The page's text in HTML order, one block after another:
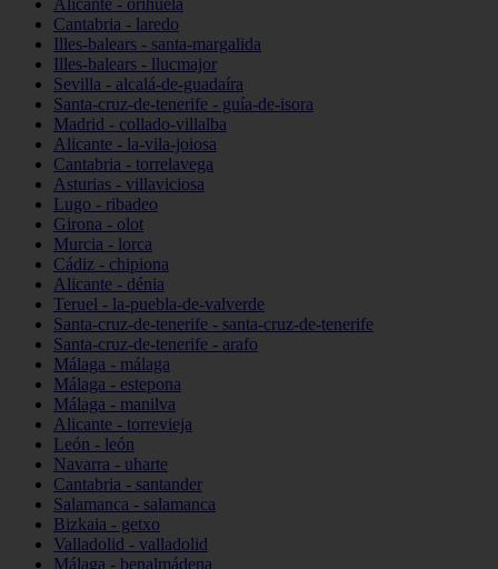
Alicante - orihuela
Cantabria - laredo
Illes-balears - santa-margalida
Illes-balears - llucmajor
Sevilla - alcalá-de-guadaíra
Santa-cruz-de-tenerife - guía-de-isora
Madrid - collado-villalba
Alicante - la-vila-joiosa
Cantabria - torrelavega
Asturias - villaviciosa
Lugo - ribadeo
Girona - olot
Murcia - lorca
Cádiz - chipiona
Alicante - dénia
Teruel - la-puebla-de-valverde
Santa-cruz-de-tenerife - santa-cruz-de-tenerife
Santa-cruz-de-tenerife - arafo
Málaga - málaga
Málaga - estepona
Málaga - manilva
Alicante - torrevieja
León - león
Navarra - uharte
Cantabria - santander
Salamanca - salamanca
Bizkaia - getxo
Valladolid - valladolid
Málaga - benalmádena